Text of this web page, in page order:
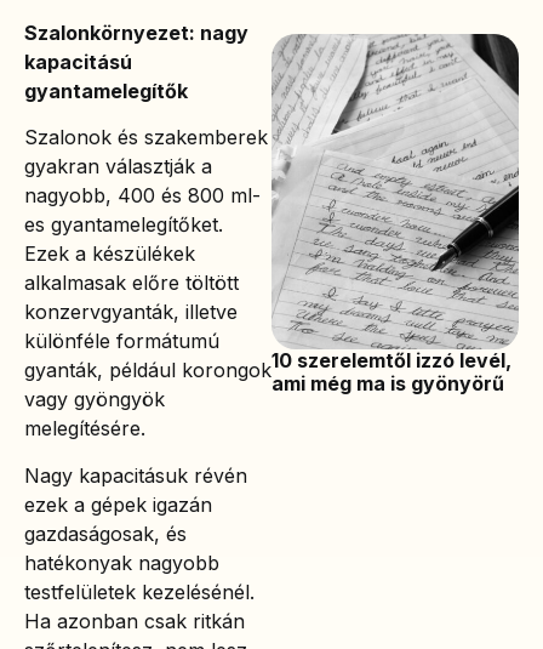
Szalonkörnyezet: nagy
kapacitású
gyantamelegítők
Szalonok és szakemberek
gyakran választják a
nagyobb, 400 és 800 ml-
es gyantamelegítőket.
Ezek a készülékek
alkalmasak előre töltött
konzervgyanták, illetve
különféle formátumú
gyanták, például korongok
vagy gyöngyök
melegítésére.
Nagy kapacitásuk révén
ezek a gépek igazán
gazdaságosak, és
hatékonyak nagyobb
testfelületek kezelésénél.
Ha azonban csak ritkán
10 szerelemtől izzó levél,
ami még ma is gyönyörű